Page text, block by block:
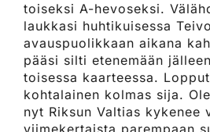
toiseksi A-hevoseksi.
laukkasi huhtikuisessa
avauspuolikkaan aikana
pääsi silti etenemään
toisessa kaarteessa.
kohtalainen kolmas sija.
nyt Riksun Valtias kykenee
viimekertaista parempaan